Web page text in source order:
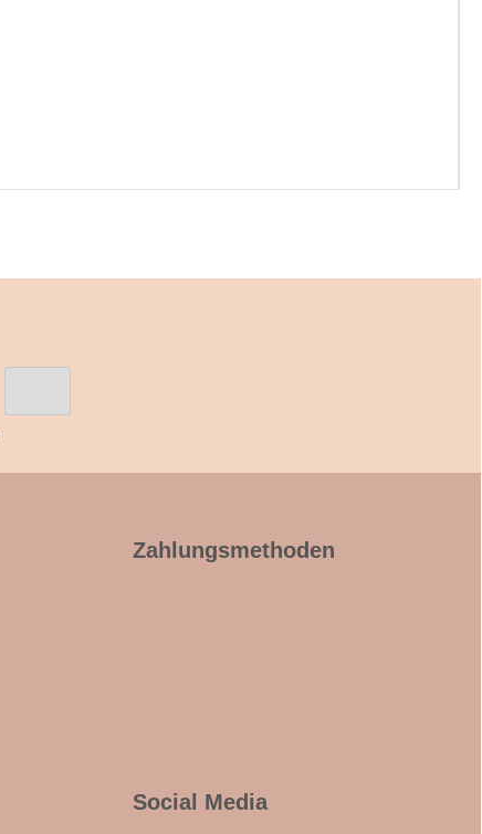
Zahlungsmethoden
Social Media